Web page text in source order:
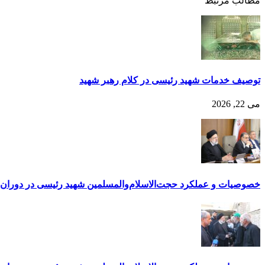
توصیف خدمات شهید رئیسی در کلام رهبر شهید
می 22, 2026
خصوصیات و عملکرد حجت‌الاسلام‌والمسلمین شهید رئیسی در